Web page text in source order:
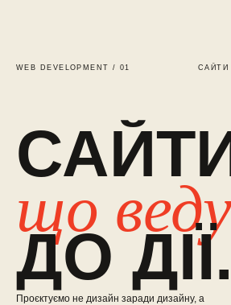
WEB DEVELOPMENT / 01 САЙТИ
що
ДО ДІЇ.
Проєктуємо не дизайн заради дизайну, а